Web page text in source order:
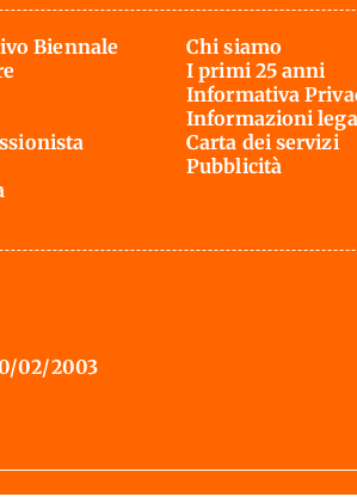
Biennale
Chi siamo
I primi 25 anni
Informativa
Informazioni
Carta dei servizi
Pubblicità
02/2003